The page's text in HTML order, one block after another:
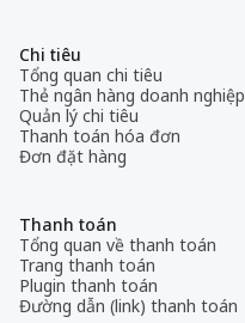
Chi tiêu
Tổng quan chi tiêu
Thẻ ngân hàng doanh nghiệp
Quản lý chi tiêu
Thanh toán hóa đơn
Đơn đặt hàng
Thanh toán
Tổng quan về thanh toán
Trang thanh toán
Plugin thanh toán
Đường dẫn (link) thanh toán